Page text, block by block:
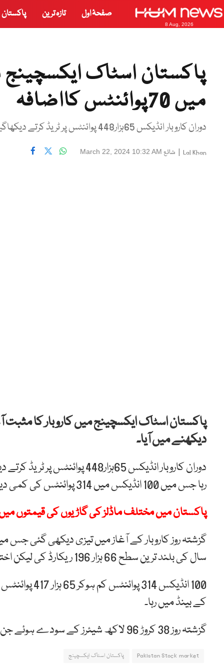
8 Aug, 2026
صفحۂ اول تازہ ترین پاکستان
میں 70پوائنٹس کااضافہ
دوران کاروبار انڈیکس 65ہزار448 پوائنٹس پر ٹریڈ کرتے دیکھاگیا
Lal Khan
| شائع March 22, 2024 10:32 AM
دیکھنے میں آیا۔
دوران کاروبار انڈیکس
رہا جس میں 100 انڈیکس میں 314 پوائنٹس کی کمی دیکھی گئی۔
پاکستان میں مختلف ماڈلز کی گاڑیوں کی قیمتوں
سال کی بلند ترین سطح 66 ہزار 196 ریکارڈ کی لیکن اختتام تک یہ اضافہ برقرار نہ رہ سکا۔
کے بینڈ میں رہا۔
گزشتہ روز 38 کروڑ 96 لاکھ شیئرز کے سودے ہوئے جن کی مالیت 11 ارب 30کروڑ روپے سے زائد رہی۔
Pakistan Stock market پاکستان اسٹاک ایکسچینج